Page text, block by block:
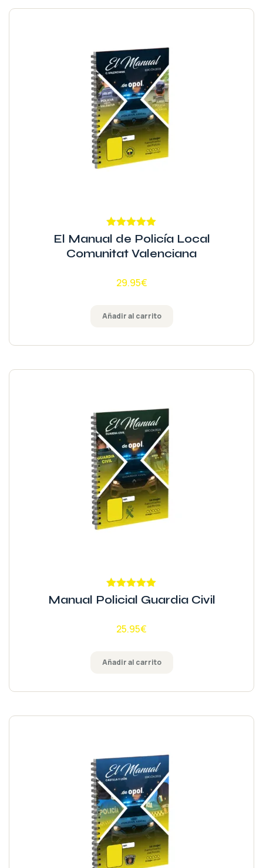
Valorado
con4.96
de
5
El Manual de Policía Local
Comunitat Valenciana
29.95€
Añadir al carrito
Valorado
con5.00de
Manual Policial Guardia Civil
25.95€
Añadir al carrito